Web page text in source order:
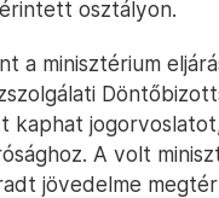
osztályon.
a minisztérium
kaphat
A volt
jövedelme